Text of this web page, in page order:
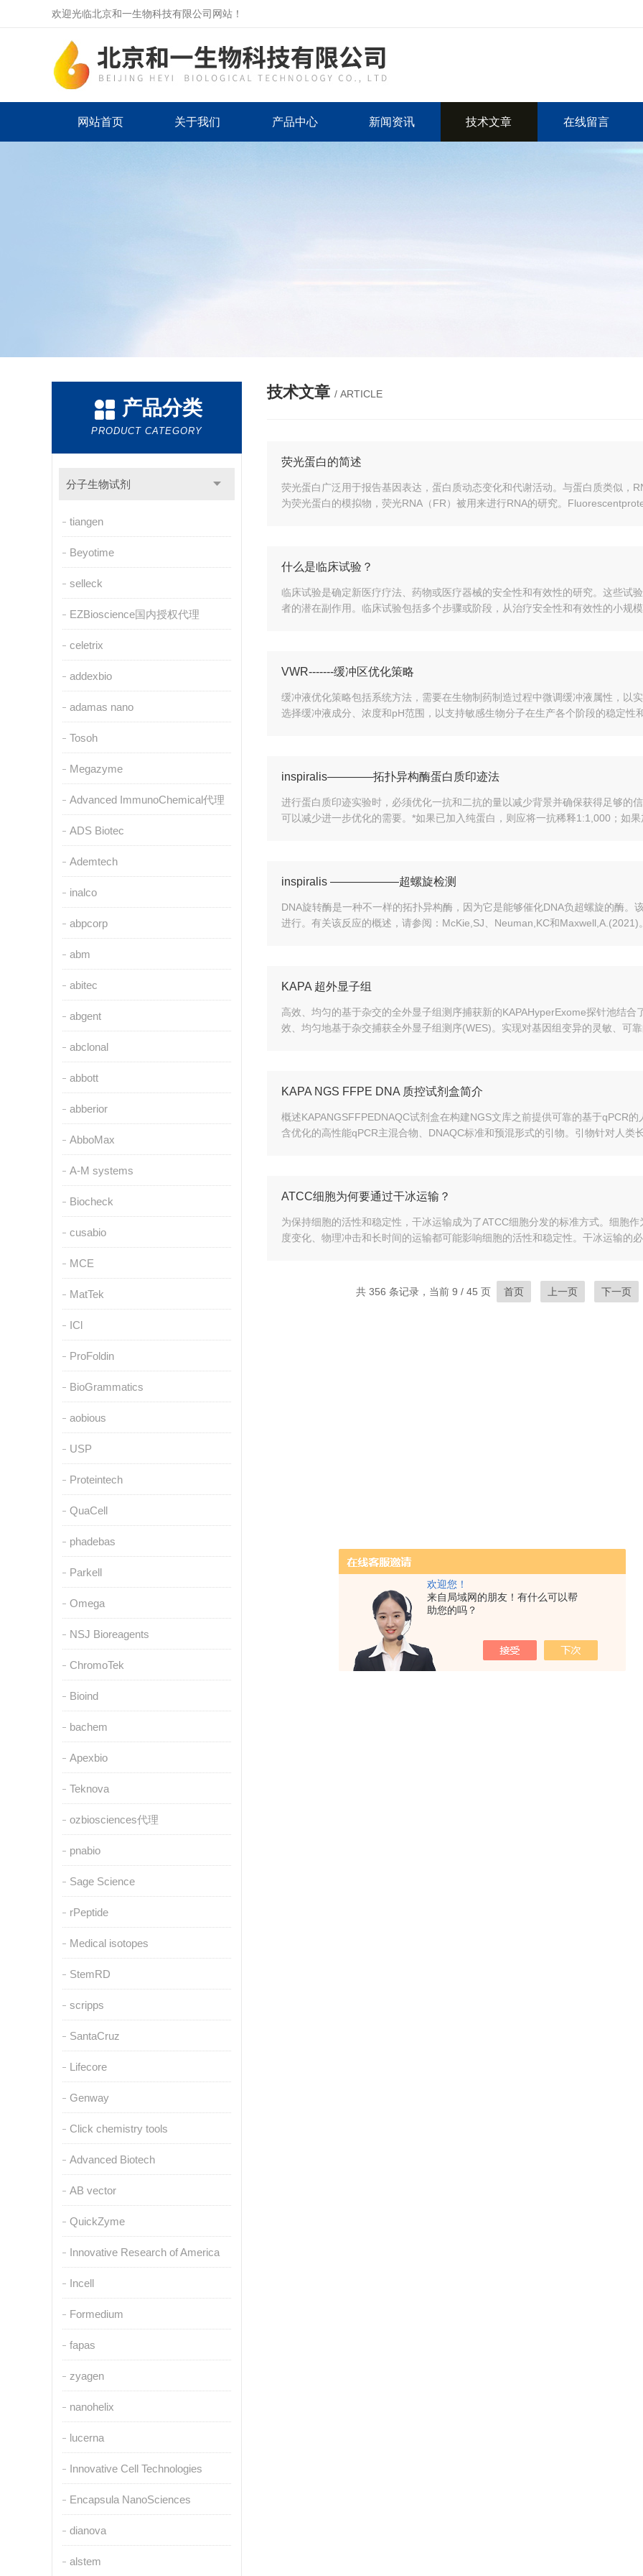
欢迎您！
来自局域网的朋友！有什么可以帮
助您的吗？
欢迎光临北京和一生物科技有限公司网站！
网站首页 关于我们 产品中心 新闻资讯 技术文章 在线留言
产品分类
PRODUCT CATEGORY
分子生物试剂
tiangen
Beyotime
selleck
EZBioscience国内授权代理
celetrix
addexbio
adamas nano
Tosoh
Megazyme
Advanced ImmunoChemical代理
ADS Biotec
Ademtech
inalco
abpcorp
abm
abitec
abgent
abclonal
abbott
abberior
AbboMax
A-M systems
Biocheck
cusabio
MCE
MatTek
ICl
ProFoldin
BioGrammatics
aobious
USP
Proteintech
QuaCell
phadebas
Parkell
Omega
NSJ Bioreagents
ChromoTek
Bioind
bachem
Apexbio
Teknova
ozbiosciences代理
pnabio
Sage Science
rPeptide
Medical isotopes
StemRD
scripps
SantaCruz
Lifecore
Genway
Click chemistry tools
Advanced Biotech
AB vector
QuickZyme
Innovative Research of America
Incell
Formedium
fapas
zyagen
nanohelix
lucerna
Innovative Cell Technologies
Encapsula NanoSciences
dianova
alstem
技术文章 / ARTICLE
荧光蛋白的简述
荧光蛋白广泛用于报告基因表达，蛋白质动态变化和代谢活动。与蛋白质类似，
为荧光蛋白的模拟物，荧光RNA（FR）被用来进行RNA的研究。
什么是临床试验？
临床试验是确定新医疗疗法、药物或医疗器械的安全性和有效性的研究。这些试
者的潜在副作用。临床试验包括多个步骤或阶段，从治疗安全性和有效性的小规
VWR-------缓冲区优化策略
缓冲液优化策略包括系统方法，需要在生物制药制造过程中微调缓冲液属性，以
选择缓冲液成分、浓度和pH范围，以支持敏感生物分子在生产各个阶段的稳定性
inspiralis————拓扑异构酶蛋白质印迹法
进行蛋白质印迹实验时，必须优化一抗和二抗的量以减少背景并确保获得足够的
可以减少进一步优化的需要。*如果已加入纯蛋白，则应将一抗稀释1:1,000；如
inspiralis ——————超螺旋检测
DNA旋转酶是一种不一样的拓扑异构酶，因为它是能够催化DNA负超螺旋的酶。
进行。有关该反应的概述，请参阅：McKie,SJ、Neuman,KC和Maxwell,A.(2021)
KAPA 超外显子组
高效、均匀的基于杂交的全外显子组测序捕获新的KAPAHyperExome探针池结
效、均匀地基于杂交捕获全外显子组测序(WES)。实现对基因组变异的灵敏、可
KAPA NGS FFPE DNA 质控试剂盒简介
概述KAPANGSFFPEDNAQC试剂盒在构建NGS文库之前提供可靠的基于qPCR
含优化的高性能qPCR主混合物、DNAQC标准和预混形式的引物。引物针对人类
ATCC细胞为何要通过干冰运输？
为保持细胞的活性和稳定性，干冰运输成为了ATCC细胞分发的标准方式。细胞
度变化、物理冲击和长时间的运输都可能影响细胞的活性和稳定性。干冰运输的
共 356 条记录，当前 9 / 45 页 首页 上一页 下一页